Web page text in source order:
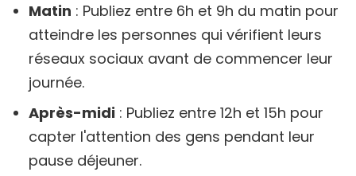
Matin : Publiez entre 6h et 9h du matin pour
atteindre les personnes qui vérifient leurs
réseaux sociaux avant de commencer leur
journée.
Après-midi : Publiez entre 12h et 15h pour
capter l'attention des gens pendant leur
pause déjeuner.